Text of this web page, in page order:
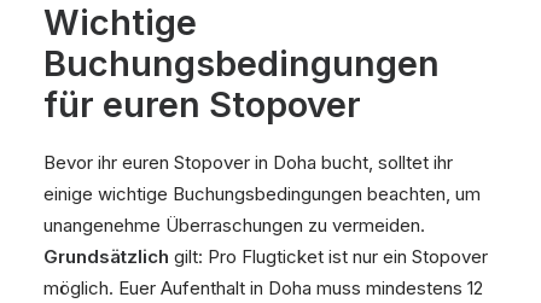
Wichtige
Buchungsbedingungen
für euren Stopover
Bevor ihr euren Stopover in Doha bucht, solltet ihr
einige wichtige Buchungsbedingungen beachten, um
unangenehme Überraschungen zu vermeiden.
Grundsätzlich gilt: Pro Flugticket ist nur ein Stopover
möglich. Euer Aufenthalt in Doha muss mindestens 12